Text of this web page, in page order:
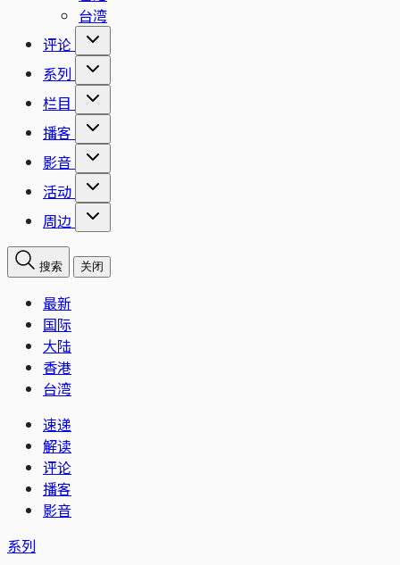
台湾
评论
系列
栏目
播客
影音
活动
周边
搜索 关闭
最新
国际
大陆
香港
台湾
速递
解读
评论
播客
影音
系列